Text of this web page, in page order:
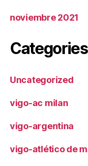
noviembre 2021
Categories
Uncategorized
vigo-ac milan
vigo-argentina
vigo-atlético de